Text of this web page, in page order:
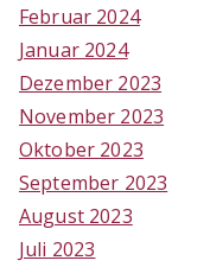
Februar 2024
Januar 2024
Dezember 2023
November 2023
Oktober 2023
September 2023
August 2023
Juli 2023